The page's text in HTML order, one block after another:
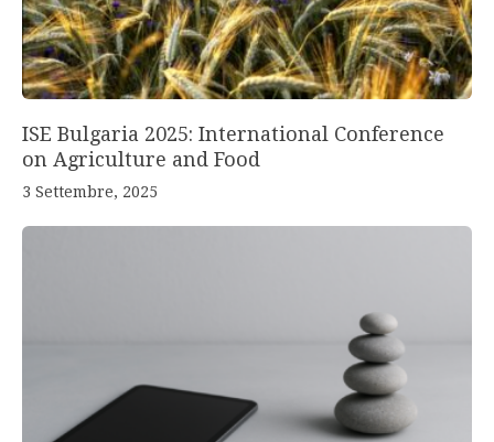
ISE Bulgaria 2025: International Conference
on Agriculture and Food
3 Settembre, 2025